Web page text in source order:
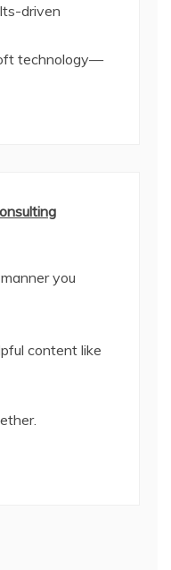
driven
technology—
you
content like